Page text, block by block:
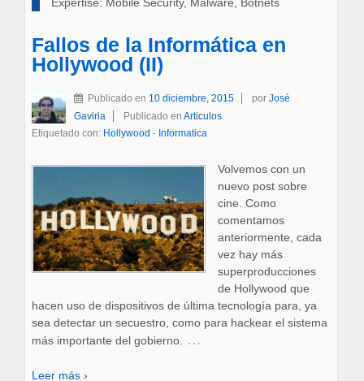
Fallos de la Informática en
Hollywood (II)
Publicado en 10 diciembre, 2015 por José
Gaviria
Publicado en Articulos
Etiquetado con: Hollywood - Informatica
Volvemos con un
nuevo post sobre
cine. Como
comentamos
anteriormente, cada
vez hay más
superproducciones
de Hollywood que
hacen uso de dispositivos de última tecnología para, ya
sea detectar un secuestro, como para hackear el sistema
más importante del gobierno.
…
Leer más ›